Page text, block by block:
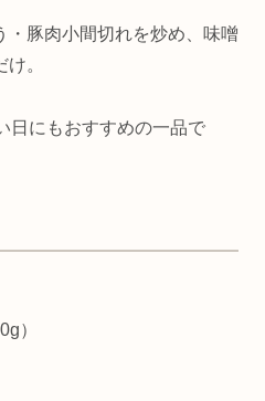
・豚肉小間切れを炒め、味噌
。
日にもおすすめの一品で
）